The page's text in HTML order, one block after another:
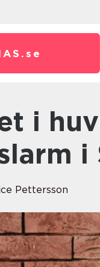
se
i
Pettersson